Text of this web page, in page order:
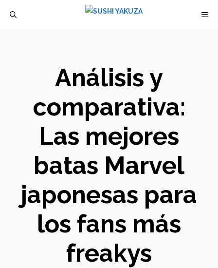
Análisis y
comparativa:
Las mejores
batas Marvel
japonesas para
los fans más
freakys